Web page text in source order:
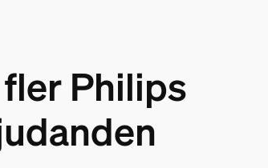
Philips